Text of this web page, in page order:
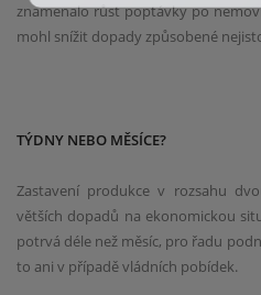
znamenalo růst poptávky po
mohl snížit dopady způsobené
TÝDNY NEBO MĚSÍCE?
Zastavení produkce v rozsahu
větších dopadů na ekonomickou
potrvá déle než měsíc, pro řadu
to ani v případě vládních pobídek.